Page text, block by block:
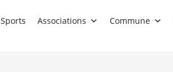
Sports Associations Commune